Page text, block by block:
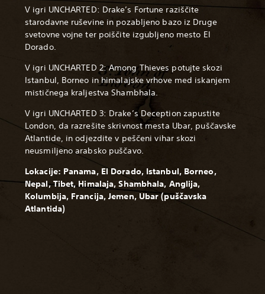
V igri UNCHARTED: Drake’s Fortune raziščite
starodavne ruševine in pozabljeno bazo iz Druge
svetovne vojne ter poiščite izgubljeno mesto El
Dorado.
V igri UNCHARTED 2: Among Thieves potujte skozi
Istanbul, Borneo in himalajske vrhove med iskanjem
mističnega kraljestva Shambhala.
V igri UNCHARTED 3: Drake’s Deception zapustite
London, da razrešite skrivnost mesta Ubar, puščavske
Atlantide, in odjezdite v peščeni vihar skozi
neusmiljeno arabsko puščavo.
Lokacije: Panama, El Dorado, Istanbul, Borneo,
Nepal, Tibet, Himalaja, Shambhala, Anglija,
Kolumbija, Francija, Jemen, Ubar (puščavska
Atlantida)